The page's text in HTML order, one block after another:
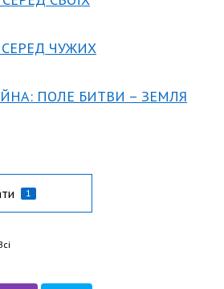
СЕРЕД ЧУЖИХ
ПОЛЕ БИТВИ – ЗЕМЛЯ
1